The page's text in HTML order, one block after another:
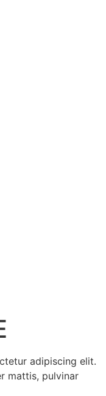
adipiscing elit.
mattis, pulvinar